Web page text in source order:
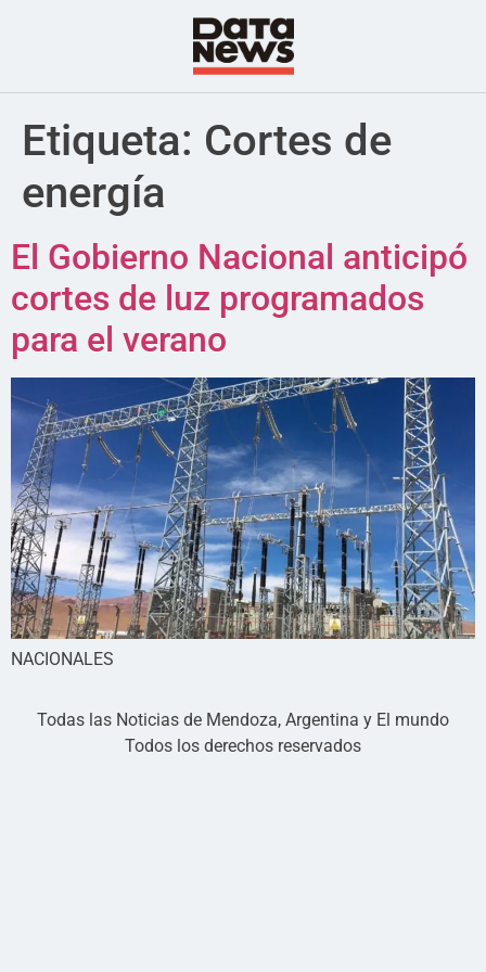
Etiqueta: Cortes de
energía
El Gobierno Nacional anticipó
cortes de luz programados
para el verano
NACIONALES
Todas las Noticias de Mendoza, Argentina y El mundo
Todos los derechos reservados